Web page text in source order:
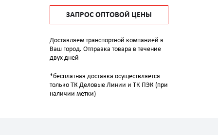
ЗАПРОС ОПТОВОЙ ЦЕНЫ
Доставляем транспортной компанией в
Ваш город. Отправка товара в течение
двух дней
*бесплатная доставка осуществляется
только ТК Деловые Линии и ТК ПЭК (при
наличии метки)